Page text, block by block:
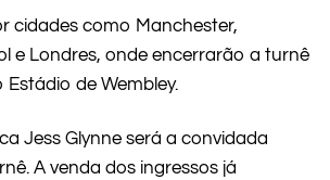
cidades como Manchester,
e Londres, onde encerrarão a turnê
de Wembley.
Jess Glynne será a convidada
A venda dos ingressos já